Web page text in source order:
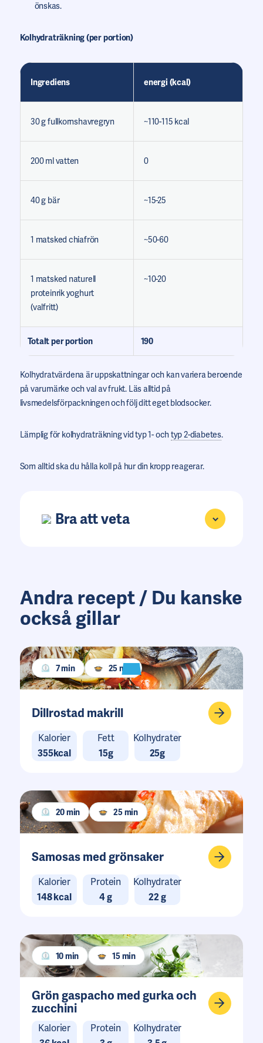
önskas.
Kolhydraträkning (per portion)
Ingrediens energi (kcal)
30 g fullkornshavregryn ~110-115 kcal
200 ml vatten 0
40 g bär ~15-25
1 matsked chiafrön ~50-60
1 matsked naturell
proteinrik yoghurt
(valfritt)
~10-20
Totalt per portion 190
Kolhydratvärdena är uppskattningar och kan variera beroende
på varumärke och val av frukt. Läs alltid på
livsmedelsförpackningen och följ ditt eget blodsocker.
Lämplig för kolhydraträkning vid typ 1- ochtyp 2-diabetes.
Som alltid ska du hålla koll på hur din kropp reagerar.
Bra att veta
Andra recept / Du kanske
också gillar
7 min 25 min
Dillrostad makrill
Kalorier
355kcal
Fett
15g
Kolhydrater
25g
20 min 25 min
Samosas med grönsaker
Kalorier
148 kcal
Protein
4 g
Kolhydrater
22 g
10 min 15 min
Grön gaspacho med gurka och
zucchini
Kalorier
Protein
Kolhydrater